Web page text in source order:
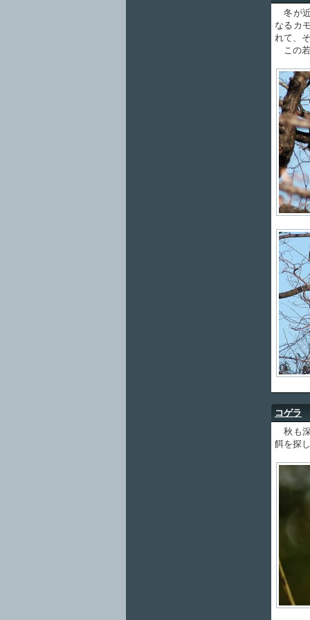
冬が近
なるカ
れて、
この若
コゲラ
秋も深
餌を探